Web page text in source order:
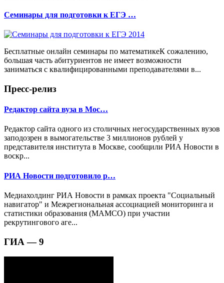
Семинары для подготовки к ЕГЭ …
Бесплатные онлайн семинары по математикеК сожалению,
большая часть абитуриентов не имеет возможности
заниматься с квалифицированными преподавателями в...
Пресс-релиз
Редактор сайта вуза в Мос…
Редактор сайта одного из столичных негосударственных вузов
заподозрен в вымогательстве 3 миллионов рублей у
представителя института в Москве, сообщили РИА Новости в
воскр...
РИА Новости подготовило р…
Медиахолдинг РИА Новости в рамках проекта "Социальный
навигатор" и Межрегиональная ассоциацией мониторинга и
статистики образования (МАМСО) при участии
рекрутингового аге...
ГИА — 9